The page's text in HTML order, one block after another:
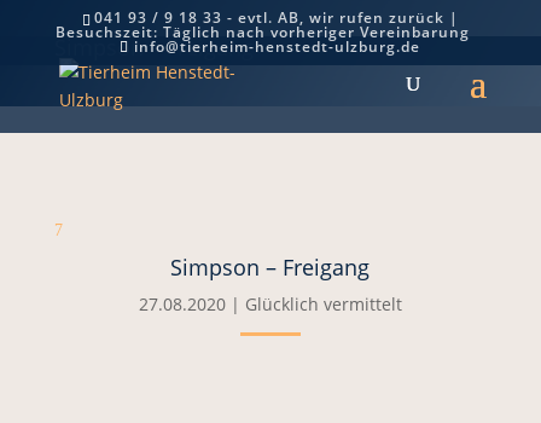
041 93 / 9 18 33 - evtl. AB, wir rufen zurück |
Besuchszeit: Täglich nach vorheriger Vereinbarung
info@tierheim-henstedt-ulzburg.de
Simpson – Freigang
7
Simpson – Freigang
27.08.2020| Glücklich vermittelt